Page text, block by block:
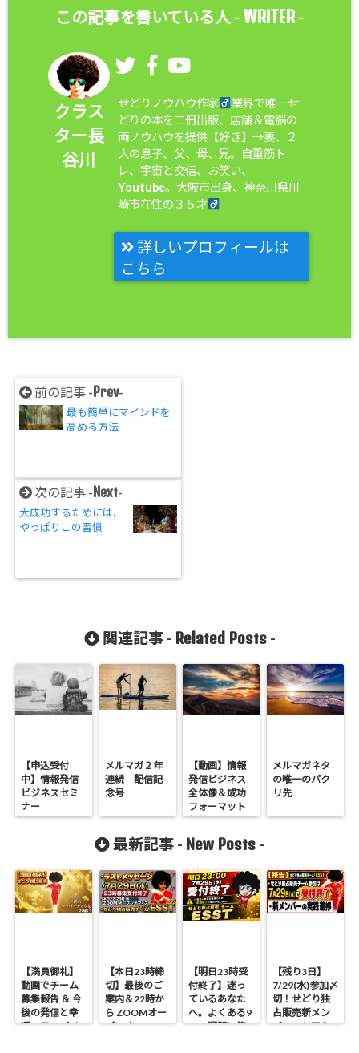
この記事を書いている人 - WRITER-
クラス
ター長
谷川
せどりノウハウ作家
業界で唯一せ
どりの本を二冊出版、店舗＆電脳の
両ノウハウを提供【好き】→妻、２
人の息子、父、母、兄。自重筋ト
レ、宇宙と交信、お笑い、
Youtube。大阪市出身、神奈川県川
崎市在住の３５才
詳しいプロフィールは
こちら
前の記事 -Prev-
最も簡単にマインドを
高める方法
次の記事 -Next-
大成功するためには、
やっぱりこの習慣
関連記事 - Related Posts-
【申込受付
中】情報発信
ビジネスセミ
ナー
メルマガ２年
連続 配信記
念号
【動画】情報
発信ビジネス
全体像＆成功
フォーマット
前編
メルマガネタ
の唯一のパク
リ先
最新記事 - New Posts -
【満員御礼】
動画でチーム
募集報告 ＆ 今
後の発信と幸
運のラッパイ
【本日23時締
切】最後のご
案内＆22時か
ら ZOOMオー
プンオフィス
【明日23時受
付終了】迷っ
ているあなた
へ。よくある9
つの疑問に答
【残り3日】
7/29(水)参加〆
切！せどり独
占販売新メン
バーのリアル